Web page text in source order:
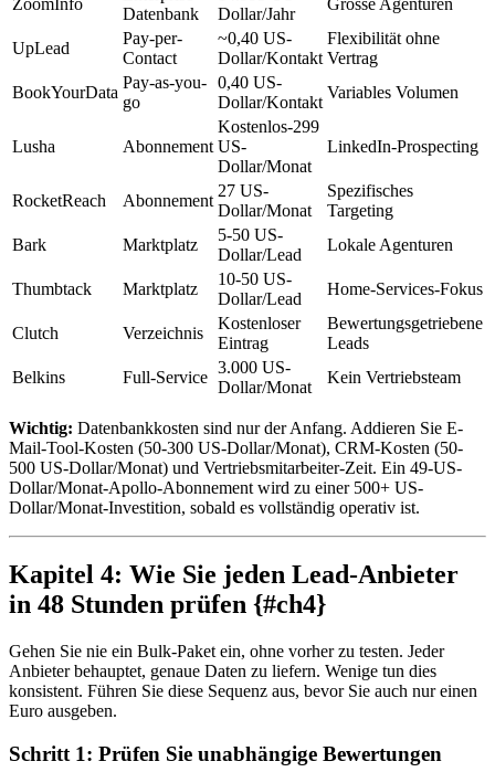
ZoomInfo
Datenbank
Dollar/Jahr
Grosse Agenturen
UpLead
Pay-per-
Contact
~0,40 US-
Dollar/Kontakt
Flexibilität ohne
Vertrag
BookYourData
Pay-as-you-
go
0,40 US-
Dollar/Kontakt
Variables Volumen
Lusha Abonnement
Kostenlos-299
US-
Dollar/Monat
LinkedIn-Prospecting
RocketReach Abonnement
27 US-
Dollar/Monat
Spezifisches
Targeting
Bark
Marktplatz
5-50 US-
Dollar/Lead
Lokale Agenturen
Thumbtack Marktplatz
10-50 US-
Dollar/Lead
Home-Services-Fokus
Clutch Verzeichnis
Kostenloser
Eintrag
Bewertungsgetriebene
Leads
Belkins
Full-Service
3.000 US-
Dollar/Monat
Kein Vertriebsteam
Wichtig: Datenbankkosten sind nur der Anfang. Addieren Sie E-
Mail-Tool-Kosten (50-300 US-Dollar/Monat), CRM-Kosten (50-
500 US-Dollar/Monat) und Vertriebsmitarbeiter-Zeit. Ein 49-US-
Dollar/Monat-Apollo-Abonnement wird zu einer 500+ US-
Dollar/Monat-Investition, sobald es vollständig operativ ist.
Kapitel 4: Wie Sie jeden Lead-Anbieter
in 48 Stunden prüfen {#ch4}
Gehen Sie nie ein Bulk-Paket ein, ohne vorher zu testen. Jeder
Anbieter behauptet, genaue Daten zu liefern. Wenige tun dies
konsistent. Führen Sie diese Sequenz aus, bevor Sie auch nur einen
Euro ausgeben.
Schritt 1: Prüfen Sie unabhängige Bewertungen